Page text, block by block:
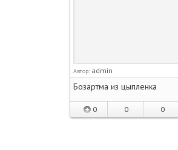
Автор: admin
Бозартма из цыпленка
0 0 0